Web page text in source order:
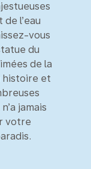
l’eau
vous
du
de la
histoire et
jamais
votre